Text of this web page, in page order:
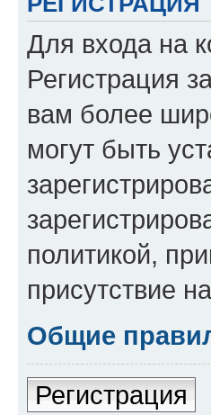
Для входа на
Регистрация
вам более
могут быть
политикой,
присутствие
Общие
Регистрация